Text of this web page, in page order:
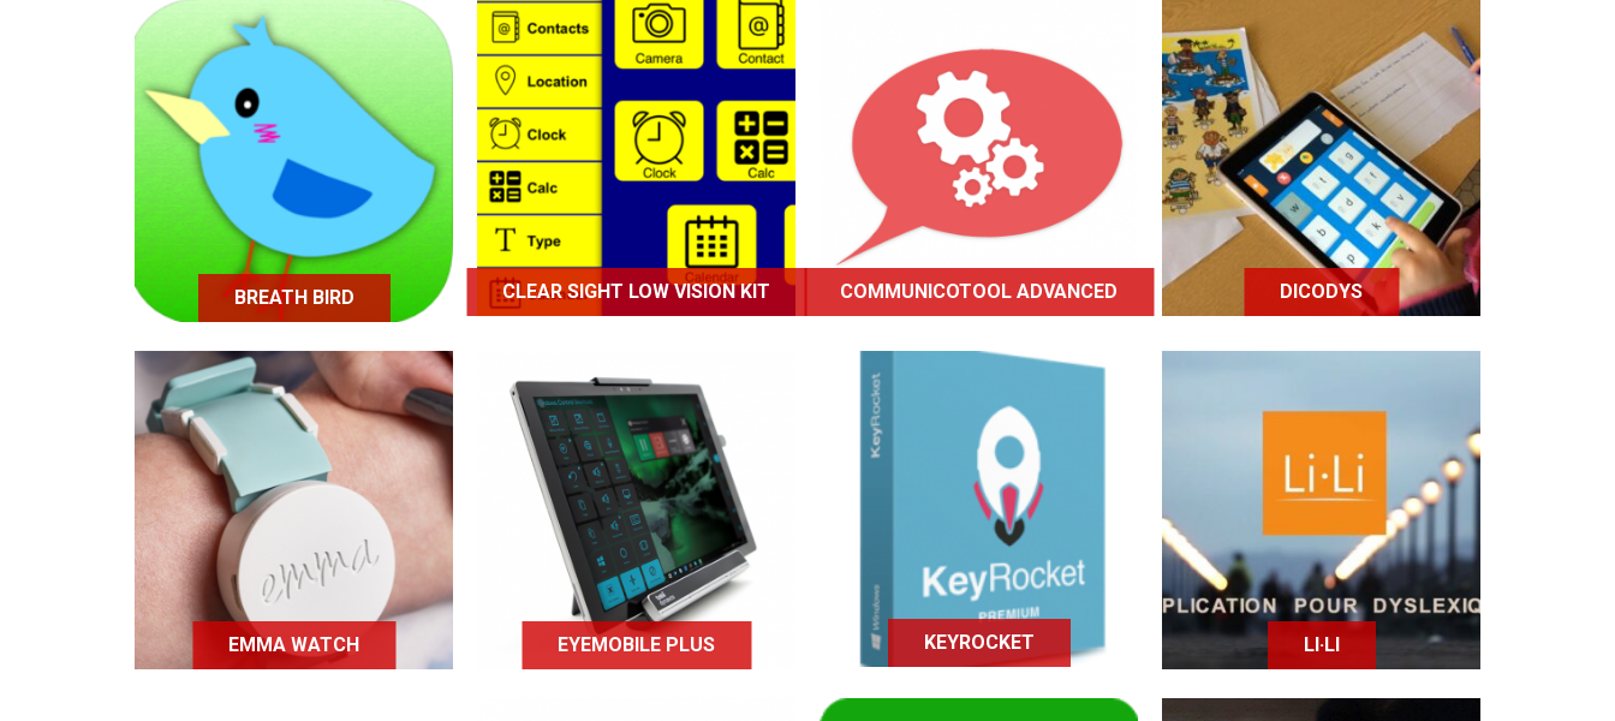
BREATH BIRD
Breath Bird est une
application qui s'adresse
aux personnes ayant un
handicap au niveau des
mains et des doigts et qui
ont parfois des difficultés à
manier des objets
numériques.
CLEAR SIGHT LOW VISION KIT
L'application Clear Sight
Low vision Kit améliore le
quotidien des personnes en
situation de handicap
visuel par exemple lors des
périodes de lecture ou
COMMUNICOTOOL ADVANCED
CommunicoTool Advanced
favorise la communication
d'individus ayant des
troubles de la parole, et
dont les besoins pourront
être oralisés grâce à une
synthèse vocale.
DICODYS
Dicodys est une application
à destination des enfants
dyslexiques, pour les aider
dans l'apprentissage de
l'orthographe.
EMMA WATCH
The Emma Project est un
projet de bracelet à
destination des personnes
atteintes de la maladie de
parkinson et souffrant de
tremblements des mains.
EYEMOBILE PLUS
L'Eye mobile plus propose
en plus d'un système de
contrôle oculaire, un
système de dictée vocale
ainsi qu'un module EyeR
pour contrôler
l'environnement proche par
infrarouge.
KEYROCKET
KeyRocket est un logiciel
développé par Veodin qui
permet d'améliorer
l'accessibilité en facilitant
l'utilisation des
programmes
informatiques.
LI·LI
Li·Li : application mobile et
tablette inclusive destinée
aux personnes ayant des
troubles liés à l'acquisition
du langage écrit.